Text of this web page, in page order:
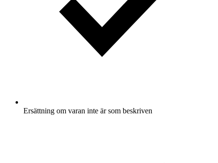
Ersättning om varan inte är som beskriven